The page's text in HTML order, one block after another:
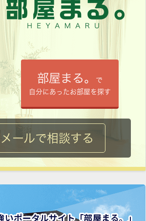
部屋まる。
で
自分にあったお部屋を探す
メールで相談する